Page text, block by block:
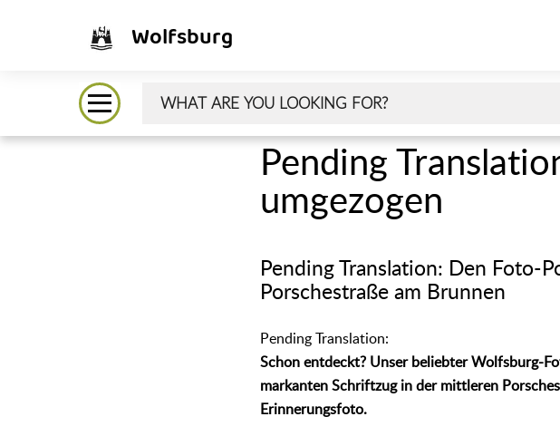
Wolfsburg
᠎Pending
umgezogen
᠎Pending Translation: Den
Porschestraße am Brunnen
᠎Pending Translation:
Schon entdeckt? Unser beliebter Wolfsburg-
markanten Schriftzug in der mittleren
Erinnerungsfoto.